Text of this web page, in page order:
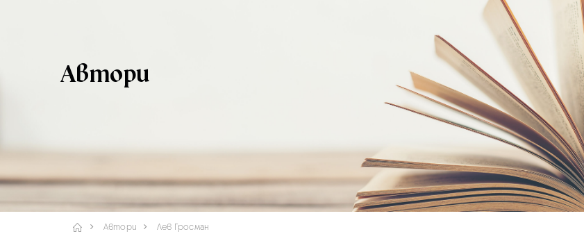
Автори
Автори Лев Гросман